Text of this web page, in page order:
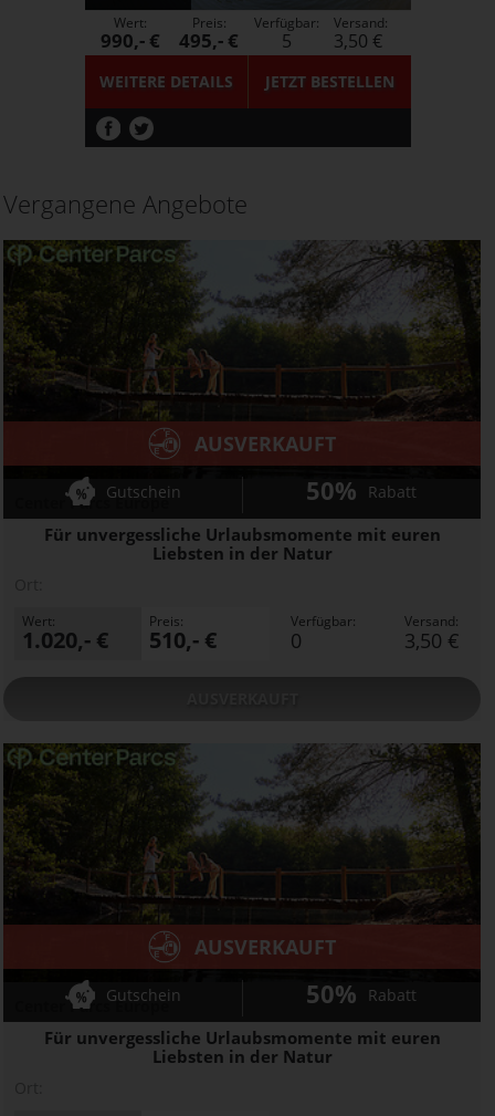
WEITERE DETAILS JETZTBESTELLEN
Wert:
990,- €
Preis:
495,- €
Verfügbar:
5
Versand:
3,50 €
Vergangene Angebote
Center Parcs Europe
Für unvergessliche Urlaubsmomente mit euren
Liebsten in der Natur
AUSVERKAUFT
Gutschein 50% Rabatt
Wert:
1.020,- €
Preis:
510,- €
Verfügbar:
0
Versand:
3,50 €
Center Parcs Europe
Für unvergessliche Urlaubsmomente mit euren
Liebsten in der Natur
AUSVERKAUFT
Gutschein 50% Rabatt